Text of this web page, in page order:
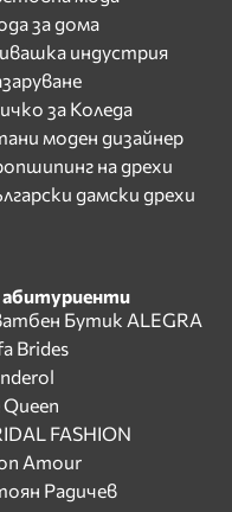
за дома
индустрия
за Коледа
моден дизайнер
на дрехи
дамски дрехи
абитуриенти
Бутик ALEGRA
Brides
Queen
FASHION
Amour
Радичев